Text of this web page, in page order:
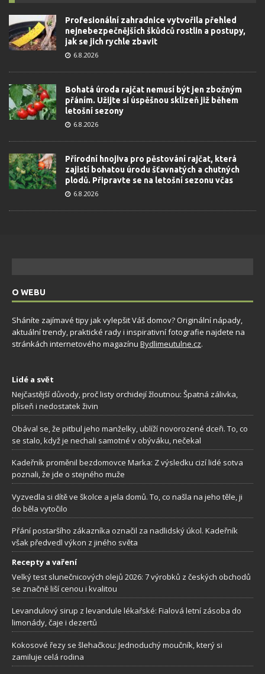
Profesionální zahradnice vytvořila přehled
nejnebezpečnějších škůdců rostlin a postupy,
jak se jich rychle zbavit
6.8.2026
Bohatá úroda rajčat nemusí být jen zbožným
přáním. Užijte si úspěšnou sklizeň již během
letošní sezony
6.8.2026
Přírodní hnojiva pro pěstování rajčat, která
zajistí bohatou úrodu šťavnatých a chutných
plodů. Připravte se na letošní sezonu včas
6.8.2026
O WEBU
Sháníte zajímavé tipy jak vylepšit Váš domov? Originální nápady,
aktuální trendy, praktické rady i inspirativní fotografie najdete na
stránkách internetového magazínu Bydlimeutulne.cz.
Lidé a svět
Nejčastější důvody, proč listy orchidejí žloutnou: Špatná zálivka,
plíseň i nedostatek živin
Obával se, že pitbul jeho manželky, ublíží novorozené dceři. To, co
se stalo, když je nechali samotné v obýváku, nečekal
Kadeřník proměnil bezdomovce Marka: Z výsledku cizí lidé sotva
poznali, že jde o stejného muže
Vyzvedla si dítě ve školce a jela domů. To, co našla na jeho těle, ji
do běla vytočilo
Přání postaršího zákazníka označil za nadlidský úkol. Kadeřník
však předvedl výkon z jiného světa
Recepty a vaření
Velký test slunečnicových olejů 2026: 7 výrobků z českých obchodů
se značně liší cenou i kvalitou
Levandulový sirup z levandule lékařské: Fialová letní zásoba do
limonády, čaje i dezertů
Kokosové řezy se šlehačkou: Jednoduchý moučník, který si
zamiluje celá rodina